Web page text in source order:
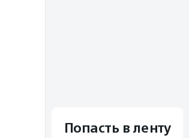
Попасть в ленту